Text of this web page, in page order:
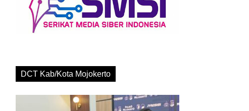
DCT Kab/Kota Mojokerto